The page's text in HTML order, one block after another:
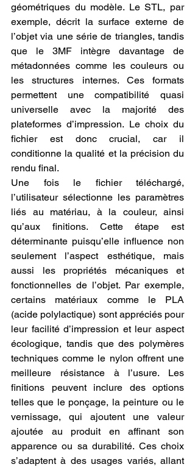
géométriques du modèle. Le STL, par
exemple, décrit la surface externe de
l’objet via une série de triangles, tandis
que le 3MF intègre davantage de
métadonnées comme les couleurs ou
les structures internes. Ces formats
permettent une compatibilité quasi
universelle avec la majorité des
plateformes d’impression. Le choix du
fichier est donc crucial, car il
conditionne la qualité et la précision du
rendu final.
Une fois le fichier téléchargé,
l’utilisateur sélectionne les paramètres
liés au matériau, à la couleur, ainsi
qu’aux finitions. Cette étape est
déterminante puisqu’elle influence non
seulement l’aspect esthétique, mais
aussi les propriétés mécaniques et
fonctionnelles de l’objet. Par exemple,
certains matériaux comme le PLA
(acide polylactique) sont appréciés pour
leur facilité d’impression et leur aspect
écologique, tandis que des polymères
techniques comme le nylon offrent une
meilleure résistance à l’usure. Les
finitions peuvent inclure des options
telles que le ponçage, la peinture ou le
vernissage, qui ajoutent une valeur
ajoutée au produit en affinant son
apparence ou sa durabilité. Ces choix
s’adaptent à des usages variés, allant